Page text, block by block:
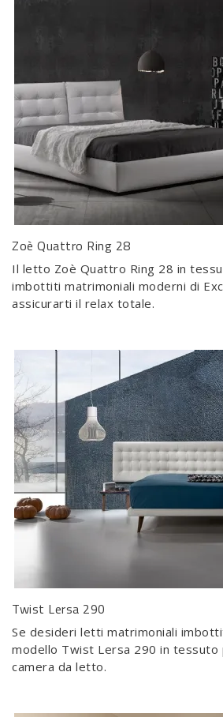
Zoè Quattro Ring 28
Il letto Zoè Quattro Ring 28 in
imbottiti matrimoniali moderni di
assicurarti il relax totale.
Twist Lersa 290
Se desideri letti matrimoniali
modello Twist Lersa 290 in tessuto
camera da letto.